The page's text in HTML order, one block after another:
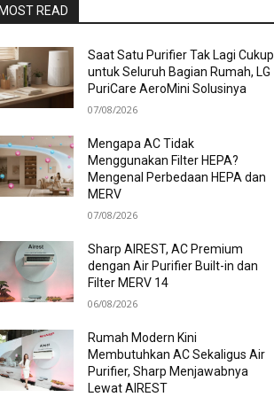
READ
Saat Satu Purifier Tak Lagi Cukup
untuk Seluruh Bagian Rumah, LG
PuriCare AeroMini Solusinya
07/08/2026
Mengapa AC Tidak
Menggunakan Filter HEPA?
Mengenal Perbedaan HEPA dan
MERV
07/08/2026
Sharp AIREST, AC Premium
dengan Air Purifier Built-in dan
Filter MERV 14
06/08/2026
Rumah Modern Kini
Membutuhkan AC Sekaligus Air
Purifier, Sharp Menjawabnya
Lewat AIREST